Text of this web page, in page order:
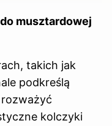
musztardowej
takich jak
podkreślą
kolczyki